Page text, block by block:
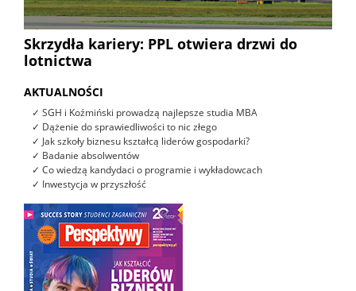
Skrzydła kariery: PPL otwiera drzwi do
lotnictwa
AKTUALNOŚCI
✓ SGH i Koźmiński prowadzą najlepsze studia MBA
✓ Dążenie do sprawiedliwości to nic złego
✓ Jak szkoły biznesu kształcą liderów gospodarki?
✓ Badanie absolwentów
✓ Co wiedzą kandydaci o programie i wykładowcach
✓ Inwestycja w przyszłość